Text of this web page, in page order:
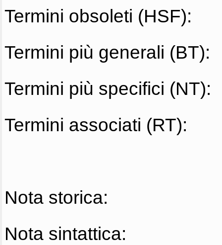
Termini obsoleti (HSF):
Termini più generali (BT):
Termini più specifici (NT):
Termini associati (RT):
Nota storica:
Nota sintattica: